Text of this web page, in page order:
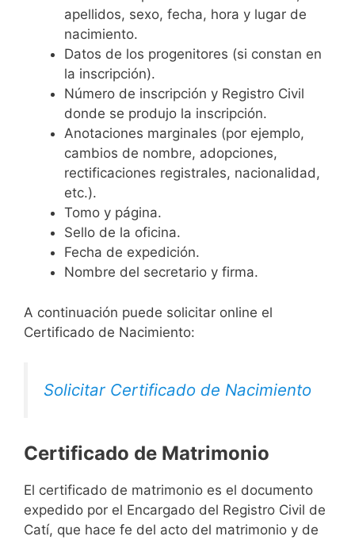
apellidos, sexo, fecha, hora y lugar de
nacimiento.
Datos de los progenitores (si constan en
la inscripción).
Número de inscripción y Registro Civil
donde se produjo la inscripción.
Anotaciones marginales (por ejemplo,
cambios de nombre, adopciones,
rectificaciones registrales, nacionalidad,
etc.).
Tomo y página.
Sello de la oficina.
Fecha de expedición.
Nombre del secretario y firma.
A continuación puede solicitar online el
Certificado de Nacimiento:
Solicitar Certificado de Nacimiento
Certificado de Matrimonio
El certificado de matrimonio es el documento
expedido por el Encargado del Registro Civil de
Catí, que hace fe del acto del matrimonio y de